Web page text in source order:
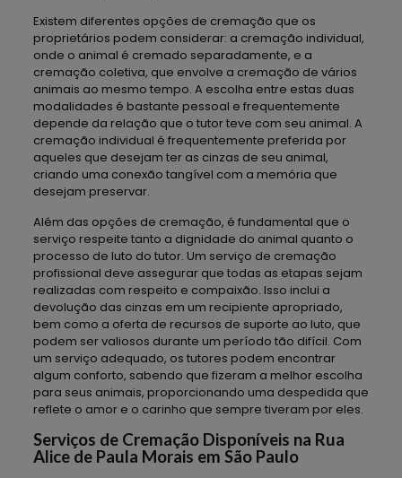
Existem diferentes opções de cremação que os
proprietários podem considerar: a cremação individual,
onde o animal é cremado separadamente, e a
cremação coletiva, que envolve a cremação de vários
animais ao mesmo tempo. A escolha entre estas duas
modalidades é bastante pessoal e frequentemente
depende da relação que o tutor teve com seu animal. A
cremação individual é frequentemente preferida por
aqueles que desejam ter as cinzas de seu animal,
criando uma conexão tangível com a memória que
desejam preservar.
Além das opções de cremação, é fundamental que o
serviço respeite tanto a dignidade do animal quanto o
processo de luto do tutor. Um serviço de cremação
profissional deve assegurar que todas as etapas sejam
realizadas com respeito e compaixão. Isso inclui a
devolução das cinzas em um recipiente apropriado,
bem como a oferta de recursos de suporte ao luto, que
podem ser valiosos durante um período tão difícil. Com
um serviço adequado, os tutores podem encontrar
algum conforto, sabendo que fizeram a melhor escolha
para seus animais, proporcionando uma despedida que
reflete o amor e o carinho que sempre tiveram por eles.
Serviços de Cremação Disponíveis na Rua
Alice de Paula Morais em São Paulo